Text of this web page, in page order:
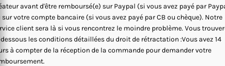
avant d'être remboursé(e) sur Paypal (si vous avez payé par
sur votre compte bancaire (si vous avez payé par CB ou chèque). Notre
client sera là si vous rencontrez le moindre problème. Vous
les conditions détaillées du droit de rétractation :Vous avez 14
à compter de la réception de la commande pour demander votre